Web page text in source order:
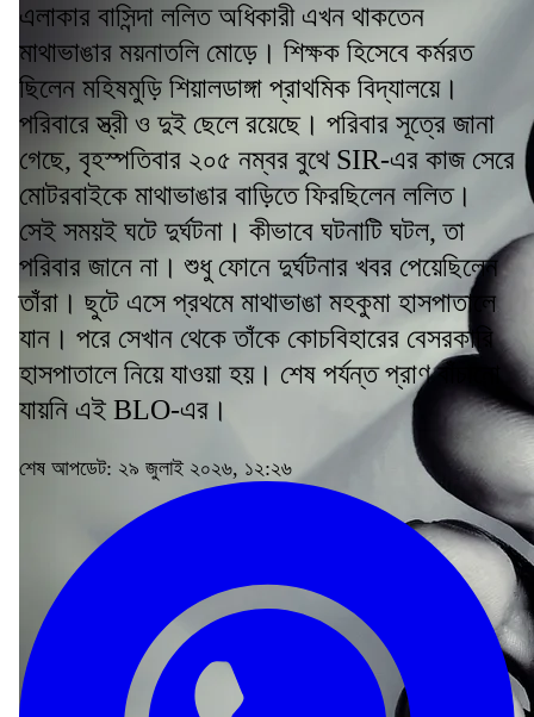
এলাকার বাসিন্দা ললিত অধিকারী এখন থাকতেন
মাথাভাঙার ময়নাতলি মোড়ে। শিক্ষক হিসেবে কর্মরত
ছিলেন মহিষমুড়ি শিয়ালডাঙ্গা প্রাথমিক বিদ্যালয়ে।
পরিবারে স্ত্রী ও দুই ছেলে রয়েছে। পরিবার সূত্রে জানা
গেছে, বৃহস্পতিবার ২০৫ নম্বর বুথে SIR-এর কাজ সেরে
মোটরবাইকে মাথাভাঙার বাড়িতে ফিরছিলেন ললিত।
সেই সময়ই ঘটে দুর্ঘটনা। কীভাবে ঘটনাটি ঘটল, তা
পরিবার জানে না। শুধু ফোনে দুর্ঘটনার খবর পেয়েছিলেন
তাঁরা। ছুটে এসে প্রথমে মাথাভাঙা মহকুমা হাসপাতালে
যান। পরে সেখান থেকে তাঁকে কোচবিহারের বেসরকারি
হাসপাতালে নিয়ে যাওয়া হয়। শেষ পর্যন্ত প্রাণ বাঁচানো
যায়নি এই BLO-এর।
শেষ আপডেট: ২৯ জুলাই ২০২৬, ১২:২৬